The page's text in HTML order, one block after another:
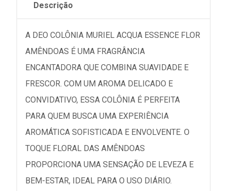
Descrição
A DEO COLÔNIA MURIEL ACQUA ESSENCE FLOR
AMÊNDOAS É UMA FRAGRÂNCIA
ENCANTADORA QUE COMBINA SUAVIDADE E
FRESCOR. COM UM AROMA DELICADO E
CONVIDATIVO, ESSA COLÔNIA É PERFEITA
PARA QUEM BUSCA UMA EXPERIÊNCIA
AROMÁTICA SOFISTICADA E ENVOLVENTE. O
TOQUE FLORAL DAS AMÊNDOAS
PROPORCIONA UMA SENSAÇÃO DE LEVEZA E
BEM-ESTAR, IDEAL PARA O USO DIÁRIO.